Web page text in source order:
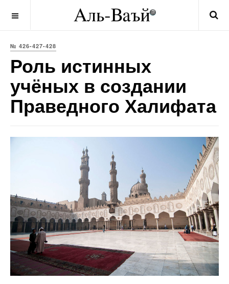
№ 426-427-428
Роль истинных
учёных в создании
Праведного Халифата